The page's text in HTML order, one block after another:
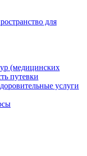
для
(медицинских
путевки
услуги